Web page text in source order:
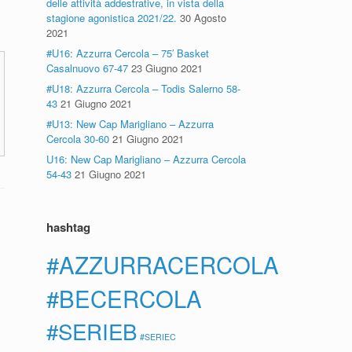
stagione agonistica 2021/22. 30 Agosto
2021
#U16: Azzurra Cercola – 75′ Basket
Casalnuovo 67-47 23 Giugno 2021
#U18: Azzurra Cercola – Todis Salerno 58-
43 21 Giugno 2021
#U13: New Cap Marigliano – Azzurra
Cercola 30-60 21 Giugno 2021
U16: New Cap Marigliano – Azzurra Cercola
54-43 21 Giugno 2021
hashtag
#AZZURRACERCOLA
#BECERCOLA
#SERIEB #SERIEC